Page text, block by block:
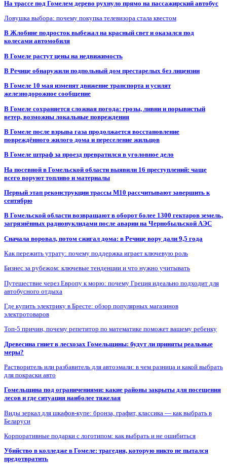
На трассе под Гомелем дерево рухнуло прямо на пассажирский автобус
Ловушка выбора: почему покупка телевизора стала квестом
В Жлобине подросток выбежал на красный свет и оказался под
колесами автомобиля
В Гомеле растут цены на недвижимость
В Речице обнаружили подпольный дом престарелых без лицензии
В Гомеле 10 мая изменят движение транспорта и усилят
железнодорожное сообщение
В Гомеле сохраняется сложная погода: грозы, ливни и порывистый
ветер, возможны локальные повреждения
В Гомеле после взрыва газа продолжается восстановление
повреждённого жилого дома и переселение жильцов
В Гомеле штраф за проезд превратился в уголовное дело
На посевной в Гомельской области выявили 16 преступлений: чаще
всего воруют топливо и материалы
Первый этап реконструкции трассы М10 рассчитывают завершить к
сентябрю
В Гомельской области возвращают в оборот более 1300 гектаров земель,
загрязнённых радионуклидами после аварии на Чернобыльской АЭС
Сначала воровал, потом сжигал дома: в Речице вору дали 9,5 года
Как пережить утрату: почему поддержка играет ключевую роль
Бизнес за рубежом: ключевые тенденции и что нужно учитывать
Путешествие через Европу к морю: почему Греция идеально подходит для
автобусного отдыха
Где купить электрику в Бресте: обзор популярных магазинов
электротоваров
Топ-5 причин, почему репетитор по математике поможет вашему ребенку
Древесина гниет в лесхозах Гомельщины: будут ли приняты реальные
меры?
Растворитель или разбавитель для автоэмали: в чем разница и какой выбрать
для покраски авто
Гомельщина под ограничениями: какие районы закрыты для посещения
лесов и где ситуация наиболее тяжелая
Виды зеркал для шкафов-купе: бронза, графит, классика — как выбрать в
Беларуси
Корпоративные подарки с логотипом: как выбрать и не ошибиться
Убийство в колледже в Гомеле: трагедия, которую никто не пытался
предотвратить